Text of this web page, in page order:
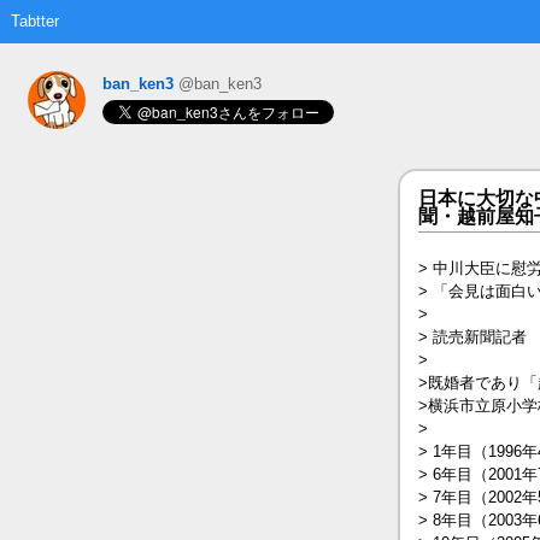
Tabtter
ban_ken3 @ban_ken3
日本に大切
聞・越前屋
> 中川大臣に慰
> 「会見は面白
>
> 読売新聞記者
>
>既婚者であり
>横浜市立原小
>
> 1年目（1996
> 6年目（2001
> 7年目（2002
> 8年目（2003